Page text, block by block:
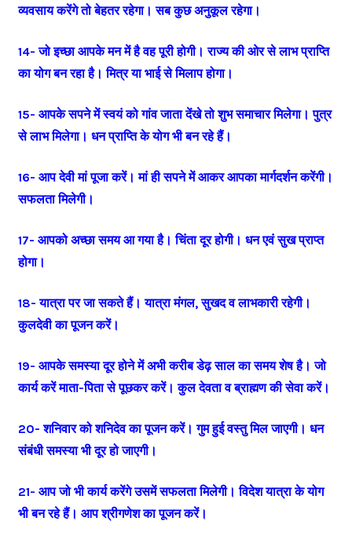
व्यवसाय करेंगे तो बेहतर रहेगा। सब कुछ अनुकूल रहेगा।
14- जो इच्छा आपके मन में है वह पूरी होगी। राज्य की ओर से लाभ प्राप्ति
का योग बन रहा है। मित्र या भाई से मिलाप होगा।
15- आपके सपने में स्वयं को गांव जाता देंखे तो शुभ समाचार मिलेगा। पुत्र
से लाभ मिलेगा। धन प्राप्ति के योग भी बन रहे हैं।
16- आप देवी मां पूजा करें। मां ही सपने में आकर आपका मार्गदर्शन करेंगी।
सफलता मिलेगी।
17- आपको अच्छा समय आ गया है। चिंता दूर होगी। धन एवं सुख प्राप्त
होगा।
18- यात्रा पर जा सकते हैं। यात्रा मंगल, सुखद व लाभकारी रहेगी।
कुलदेवी का पूजन करें।
19- आपके समस्या दूर होने में अभी करीब डेढ़ साल का समय शेष है। जो
कार्य करें माता-पिता से पूछकर करें। कुल देवता व ब्राह्मण की सेवा करें।
20- शनिवार को शनिदेव का पूजन करें। गुम हुई वस्तु मिल जाएगी। धन
संबंधी समस्या भी दूर हो जाएगी।
21- आप जो भी कार्य करेंगे उसमें सफलता मिलेगी। विदेश यात्रा के योग
भी बन रहे हैं। आप श्रीगणेश का पूजन करें।